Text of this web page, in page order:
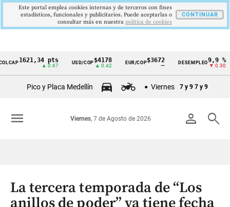
Cintillo
Colombia
1621,34 pts
▲ 0.67
USD/COP$4178
▲ 0.42
EUR/COP$3672 DESEMPLEO9,9 %
▼ 0.30
Pico y Placa Medellín Viernes 7 y 9 7 y 9
person search
Viernes, 7 de Agosto de 2026
menu
La tercera temporada de “Los
anillos de poder” ya tiene fecha
Este portal emplea cookies internas y de terceros con fines
estadísticos, funcionales y publicitarios. Puede aceptarlas o
consultar más en nuestra politica de cookies
CONTINUAR